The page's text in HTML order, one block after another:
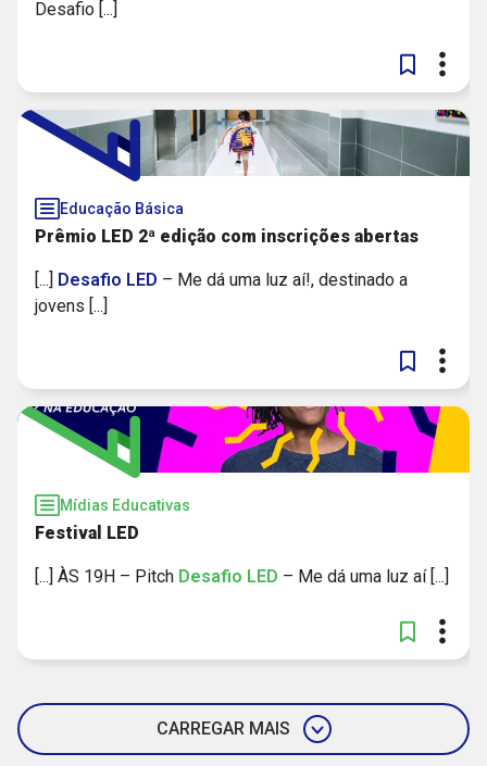
Desafio [...]
Educação Básica
Prêmio LED 2ª edição com inscrições abertas
[...] Desafio LED – Me dá uma luz aí!, destinado a
jovens [...]
Mídias Educativas
Festival LED
[...] ÀS 19H – Pitch Desafio LED – Me dá uma luz aí [...]
CARREGAR MAIS